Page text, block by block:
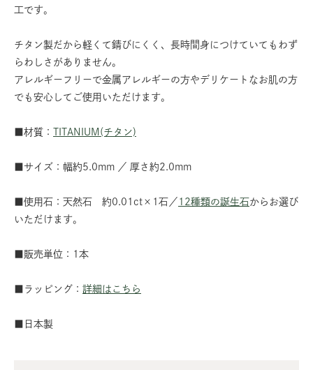
工です。
チタン製だから軽くて錆びにくく、長時間身につけていてもわず
らわしさがありません。
アレルギーフリーで金属アレルギーの方やデリケートなお肌の方
でも安心してご使用いただけます。
■材質： TITANIUM(チタン)
■サイズ：幅約5.0mm ／ 厚さ約2.0mm
■使用石：天然石 約0.01ct×1石／ 12種類の誕生石 からお選び
いただけます。
■販売単位：1本
■ラッピング： 詳細はこちら
■日本製